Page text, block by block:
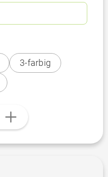
3-farbig